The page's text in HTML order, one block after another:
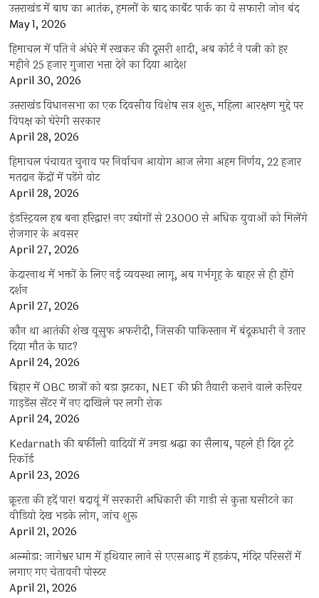
उत्तराखंड में बाघ का आतंक, हमलों के बाद कार्बेट पार्क का ये सफारी जोन बंद
May 1, 2026
हिमाचल में पति ने अंधेरे में रखकर की दूसरी शादी, अब कोर्ट ने पत्नी को हर
महीने 25 हजार गुजारा भत्ता देने का दिया आदेश
April 30, 2026
उत्तराखंड विधानसभा का एक दिवसीय विशेष सत्र शुरू, महिला आरक्षण मुद्दे पर
विपक्ष को घेरेगी सरकार
April 28, 2026
हिमाचल पंचायत चुनाव पर निर्वाचन आयोग आज लेगा अहम निर्णय, 22 हजार
मतदान केंद्रों में पड़ेंगे वोट
April 28, 2026
इंडस्ट्रियल हब बना हरिद्वार! नए उद्योगों से 23000 से अधिक युवाओं को मिलेंगे
रोजगार के अवसर
April 27, 2026
केदारनाथ में भक्तों के लिए नई व्यवस्था लागू, अब गर्भगृह के बाहर से ही होंगे
दर्शन
April 27, 2026
कौन था आतंकी शेख यूसुफ अफरीदी, जिसकी पाकिस्तान में बंदूकधारी ने उतार
दिया मौत के घाट?
April 24, 2026
बिहार में OBC छात्रों को बड़ा झटका, NET की फ्री तैयारी कराने वाले करियर
गाइडेंस सेंटर में नए दाखिले पर लगी रोक
April 24, 2026
Kedarnath की बर्फीली वादियों में उमड़ा श्रद्धा का सैलाब, पहले ही दिन टूटे
रिकॉर्ड
April 23, 2026
क्रूरता की हदें पार! बदायूं में सरकारी अधिकारी की गाड़ी से कुत्ता घसीटने का
वीडियो देख भड़के लोग, जांच शुरू
April 21, 2026
अल्मोड़ा: जागेश्वर धाम में हथियार लाने से एएसआइ में हड़कंप, मंदिर परिसरों में
लगाए गए चेतावनी पोस्टर
April 21, 2026